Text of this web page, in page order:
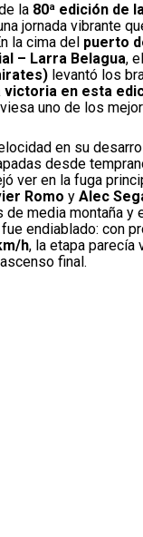
la 80ª edición de
jornada vibrante
la cima del puerto
– Larra Belagua,
levantó los
victoria en esta
uno de los
en su
desde
ver en la fuga
Romo y Alec
de media montaña y
endiablado: con
h, la etapa parecía
final.